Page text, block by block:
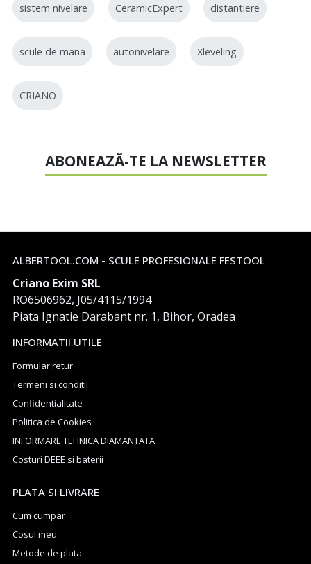
sistem nivelare CeramicExpert distantiere
scule de mana autonivelare Xleveling
CRIANO
ABONEAZĂ-TE LA NEWSLETTER
ALBERTOOL.COM - SCULE PROFESIONALE FESTOOL
Criano Exim SRL
RO6506962, J05/4115/1994
Piata Ignatie Darabant nr. 1, Bihor, Oradea
INFORMATII UTILE
Formular retur
Termeni si conditii
Confidentialitate
Politica de Cookies
INFORMARE TEHNICA DIAMANTATA
Costuri DEEE si baterii
PLATA SI LIVRARE
Cum cumpar
Cosul meu
Metode de plata